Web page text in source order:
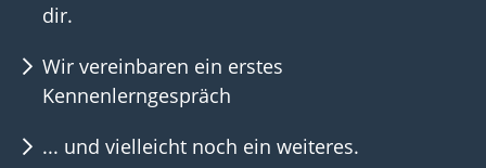
dir.
Wir vereinbaren ein erstes
Kennenlerngespräch
... und vielleicht noch ein weiteres.